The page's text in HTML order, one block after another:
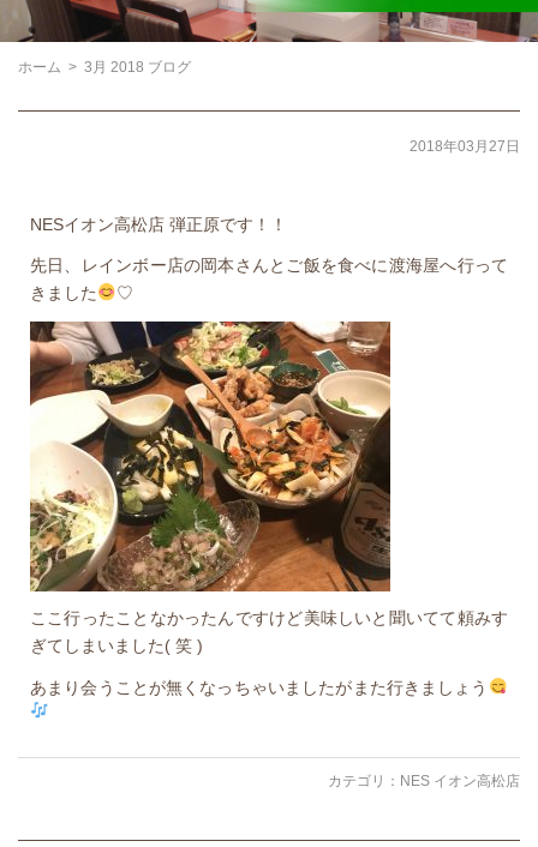
ホーム > 3月 2018 ブログ
2018年03月27日
NESイオン高松店 弾正原です！！
先日、レインボー店の岡本さんとご飯を食べに渡海屋へ行って
きました
♡
ここ行ったことなかったんですけど美味しいと聞いてて頼みす
ぎてしまいました( 笑 )
あまり会うことが無くなっちゃいましたがまた行きましょう
カテゴリ： NES イオン高松店